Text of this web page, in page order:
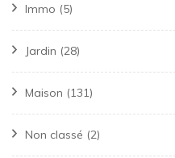
Immo (5)
Jardin (28)
Maison (131)
Non classé (2)